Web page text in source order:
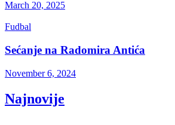
March 20, 2025
Fudbal
Sećanje na Radomira Antića
November 6, 2024
Najnovije